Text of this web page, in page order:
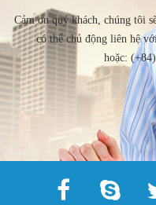
Cảm ơn quý khách, chúng tôi
có thể chủ động liên hệ
hoặc: